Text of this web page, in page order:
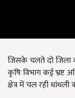
जिसके चलते दो जिला
कृषि विभाग कई भ्रष्ट
क्षेत्र में चल रही धांधली